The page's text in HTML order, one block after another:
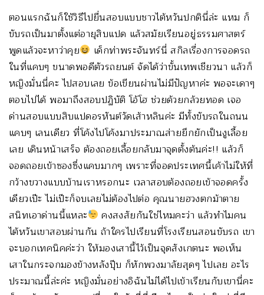
ตอนแรกฉันก็ใช้วิธีไปยื่นสอบแบบชาวไต้หวันปกตินี่ล่ะ แหม ก็
ขับรถเป็นมาตั้งแต่อายุสิบแปด แล้วสมัยเรียนอยู่ธรรมศาสตร์
พูดแล้วจะหาว่าคุย
เด็กท่าพระจันทร์นี่ สกิลเรื่องการจอดรถ
ในที่แคบๆ ขนาดพอดีตัวรถยนต์ จัดได้ว่าขั้นเทพเชียวนา แล้วก็
หญิงมั่นนี่คะ ไปสอบเลย ข้อเขียนผ่านไม่มีปัญหาค่ะ พอจะเดาๆ
ตอบไปได้ พอมาถึงสอบปฏิบัติ โอ้โฮ ช่วยด้วยกล้วยทอด เจอ
ด่านสอบแบบสิบแปดอรหันต์วัดเส้าหลินค่ะ มีทั้งขับรถในถนน
แคบๆ เลนเดียว ที่โค้งไปโค้งมาประมาณส่ายยึกยักเป็นงูเลื้อย
เลย เดินหน้าเสร็จ ต้องถอยเลื้อยกลับมาจุดตั้งต้นค่ะ!! แล้วก็
จอดถอยเข้าซองซึ่งแคบมากๆ เพราะที่จอดประเทศนี้เค้าไม่ให้ที่
กว้างขวางแบบบ้านเราหรอกนะ เวลาสอบต้องถอยเข้าจอดครั้ง
เดียวเป๊ะ ไม่เป๊ะก็จบเลยไม่ต้องไปต่อ คุณนายฮวงตกม้าตาย
สนิทเอาด่านนี้แหละ
คงสงสัยกันใช่ไหมคะว่า แล้วทำไมคน
ไต้หวันเขาสอบผ่านกัน ถ้าใครไปเรียนที่โรงเรียนสอนขับรถ เขา
จะบอกเทคนิคค่ะว่า ให้มองเสานี้ไว้เป็นจุดสังเกตนะ พอเห็น
เสาในกระจกมองข้างหลังปุ๊บ ก็หักพวงมาลัยสุดๆ ไปเลย อะไร
ประมาณนี้ล่ะค่ะ หญิงมั่นอย่างอิฉันไม่ได้ไปเข้าเรียนกับเขานี่คะ